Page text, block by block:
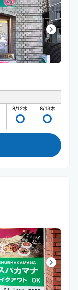
8/12水 8/13木